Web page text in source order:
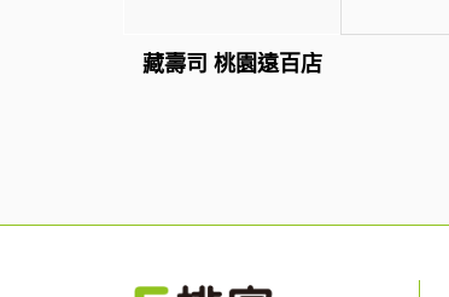
藏壽司 桃園遠百店